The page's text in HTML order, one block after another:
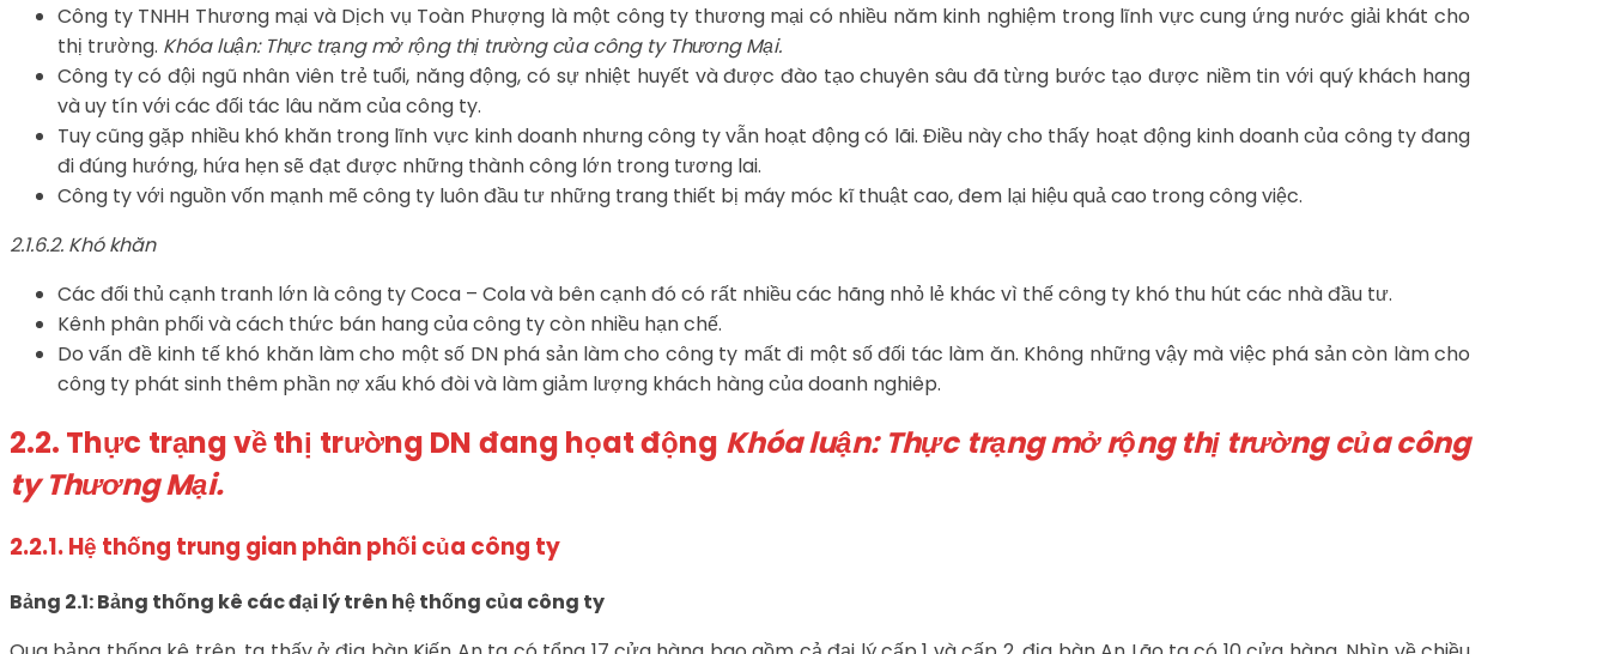
Công ty TNHH Thương mại và Dịch vụ Toàn Phượng là một công ty thương mại có nhiều năm kinh nghiệm trong lĩnh vực cung ứng nước giải khát cho
thị trường. Khóa luận: Thực trạng mở rộng thị trường của công ty Thương Mại.
Công ty có đội ngũ nhân viên trẻ tuổi, năng động, có sự nhiệt huyết và được đào tạo chuyên sâu đã từng bước tạo được niềm tin với quý khách hang
và uy tín với các đối tác lâu năm của công ty.
Tuy cũng gặp nhiều khó khăn trong lĩnh vực kinh doanh nhưng công ty vẫn hoạt động có lãi. Điều này cho thấy hoạt động kinh doanh của công ty đang
đi đúng hướng, hứa hẹn sẽ đạt được những thành công lớn trong tương lai.
Công ty với nguồn vốn mạnh mẽ công ty luôn đầu tư những trang thiết bị máy móc kĩ thuật cao, đem lại hiệu quả cao trong công việc.
2.1.6.2. Khó khăn
Các đối thủ cạnh tranh lớn là công ty Coca – Cola và bên cạnh đó có rất nhiều các hãng nhỏ lẻ khác vì thế công ty khó thu hút các nhà đầu tư.
Kênh phân phối và cách thức bán hang của công ty còn nhiều hạn chế.
Do vấn đề kinh tế khó khăn làm cho một số DN phá sản làm cho công ty mất đi một số đối tác làm ăn. Không những vậy mà việc phá sản còn làm cho
công ty phát sinh thêm phần nợ xấu khó đòi và làm giảm lượng khách hàng của doanh nghiêp.
2.2. Thực trạng về thị trường DN đang họat động Khóa luận: Thực trạng mở rộng thị trường của công
ty Thương Mại.
2.2.1. Hệ thống trung gian phân phối của công ty
Bảng 2.1: Bảng thống kê các đại lý trên hệ thống của công ty